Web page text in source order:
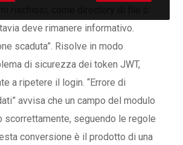
deve rimanere informativo.
scaduta”. Risolve in modo
di sicurezza dei token JWT,
a ripetere il login. “Errore di
avvisa che un campo del modulo
scorrettamente, seguendo le regole
conversione è il prodotto di una